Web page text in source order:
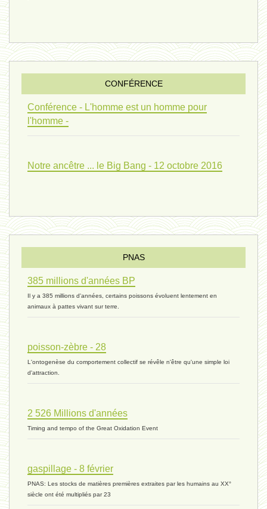
penser 01 - 9 février 2024 *
univers 09 V4 - 26 janvier 2024 *
monogamie 03 - 21 novembre 2023 *
évolution 06 - 9 novembre 2023 *
vivant 07 - 22 octobre 2023 *
vivant 06 - 19 octobre 2023 *
CONFÉRENCE
Conférence - L'homme est un homme pour
l'homme -
Notre ancêtre ... le Big Bang - 12 octobre 2016
PNAS
385 millions d'années BP
Il y a 385 millions d'années, certains poissons évoluent lentement en
animaux à pattes vivant sur terre.
poisson-zèbre - 28
L'ontogenèse du comportement collectif se révêle n'être qu'une simple loi
d'attraction.
2 526 Millions d'années
Timing and tempo of the Great Oxidation Event
gaspillage - 8 février
PNAS: Les stocks de matières premières extraites par les humains au XX°
siècle ont été multipliés par 23